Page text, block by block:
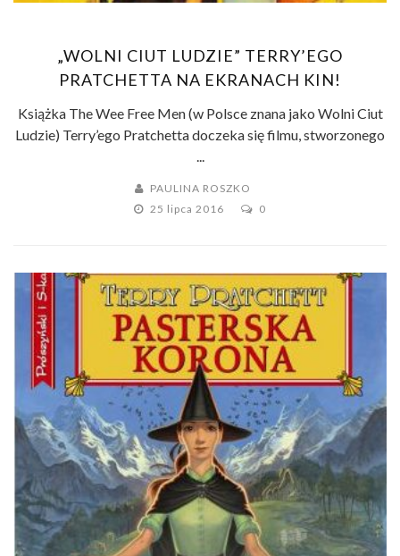
„WOLNI CIUT LUDZIE” TERRY’EGO
PRATCHETTA NA EKRANACH KIN!
Książka The Wee Free Men (w Polsce znana jako Wolni Ciut
Ludzie) Terry’ego Pratchetta doczeka się filmu, stworzonego
PAULINA ROSZKO
25 lipca 2016
0